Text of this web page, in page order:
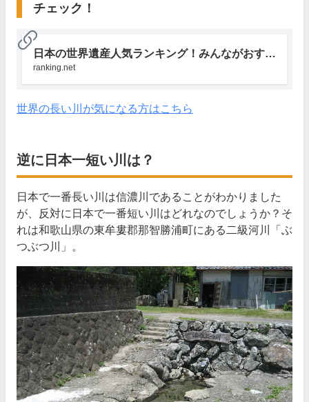
チェック！
日本の世界遺産人気ランキング！みんながおすすめする場所は？｜みんなのランキング
ranking.net
世界の長い川が気になる方はこちら
逆に日本一短い川は？
日本で一番長い川は信濃川であることがわかりました
が、反対に日本で一番短い川はどれなのでしょうか？そ
れは和歌山県の東牟婁郡那智勝浦町にある二級河川「ぶ
つぶつ川」。